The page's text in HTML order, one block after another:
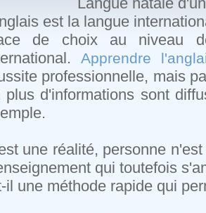
est la langue
de choix au niveau
Apprendre
professionnelle, mais
plus d'informations sont
une réalité, personne
qui toutefois
il une méthode rapide qui